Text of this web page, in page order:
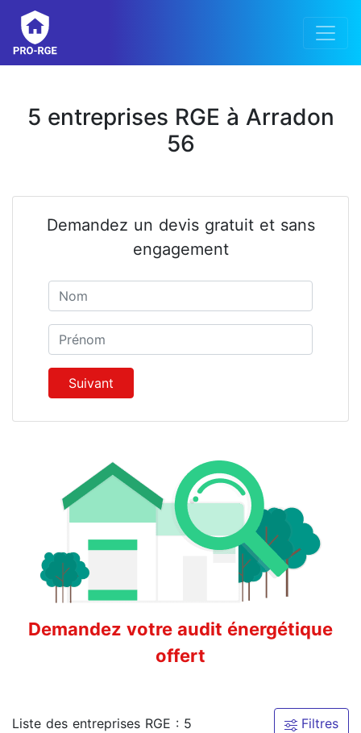
5 entreprises RGE à Arradon
56
Demandez un devis gratuit et sans
engagement
Prénom
Suivant
Demandez votre audit énergétique
offert
Liste des entreprises RGE : 5 Filtres